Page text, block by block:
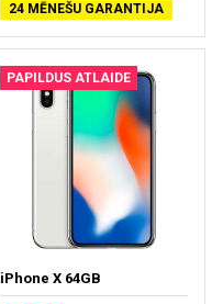
24 MĒNEŠU GARANTIJA
PAPILDUS ATLAIDE
iPhone X 64GB